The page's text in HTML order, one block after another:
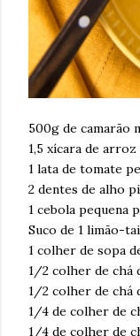
500g de camarão
1,5 xícara de
1 lata de tomate
2 dentes de alho
1 cebola pequena
Suco de 1 limão-
1 colher de sopa
1/2 colher de chá
1/2 colher de chá
1/4 de colher de
1/4 de colher de